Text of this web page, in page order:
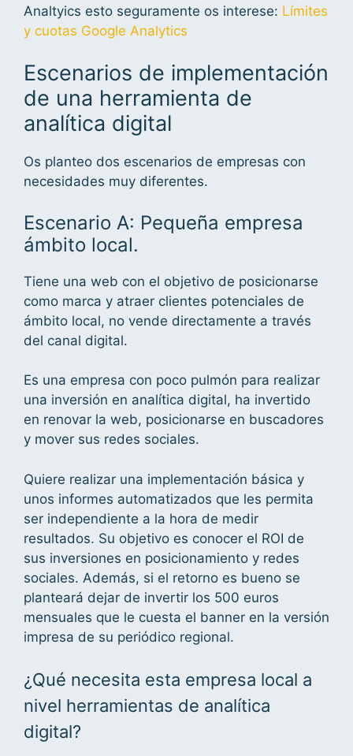
Analtyics esto seguramente os interese: Límites
y cuotas Google Analytics
Escenarios de implementación
de una herramienta de
analítica digital
Os planteo dos escenarios de empresas con
necesidades muy diferentes.
Escenario A: Pequeña empresa
ámbito local.
Tiene una web con el objetivo de posicionarse
como marca y atraer clientes potenciales de
ámbito local, no vende directamente a través
del canal digital.
Es una empresa con poco pulmón para realizar
una inversión en analítica digital, ha invertido
en renovar la web, posicionarse en buscadores
y mover sus redes sociales.
Quiere realizar una implementación básica y
unos informes automatizados que les permita
ser independiente a la hora de medir
resultados. Su objetivo es conocer el ROI de
sus inversiones en posicionamiento y redes
sociales. Además, si el retorno es bueno se
planteará dejar de invertir los 500 euros
mensuales que le cuesta el banner en la versión
impresa de su periódico regional.
¿Qué necesita esta empresa local a
nivel herramientas de analítica
digital?